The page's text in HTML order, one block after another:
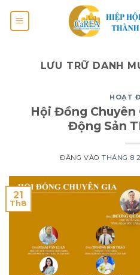
LƯU TRỮ DANH
HOẠT
Hội Đồng Chuyên
Động Sản
ĐĂNG VÀOTHÁNG 8
21
Th8